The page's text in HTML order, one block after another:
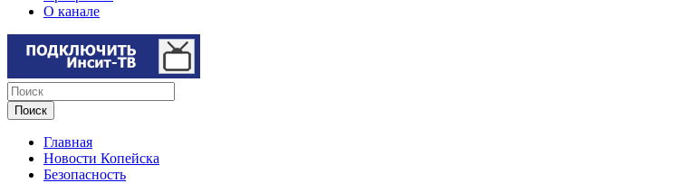
О канале
Главная
Новости Копейска
Безопасность